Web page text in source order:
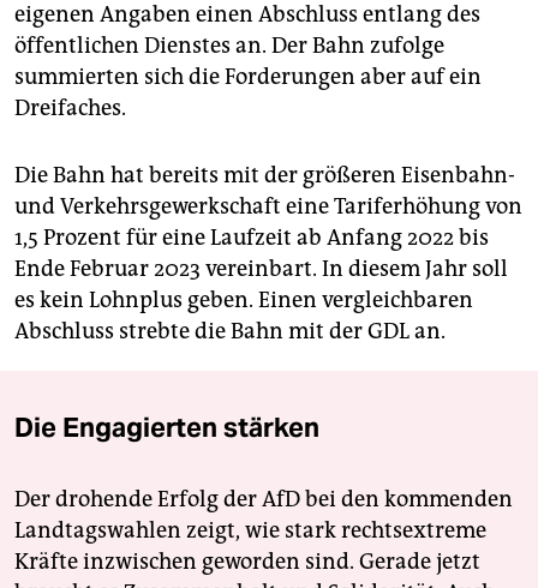
eigenen Angaben einen Abschluss entlang des
öffentlichen Dienstes an. Der Bahn zufolge
summierten sich die Forderungen aber auf ein
Dreifaches.
Die Bahn hat bereits mit der größeren Eisenbahn-
und Verkehrsgewerkschaft eine Tariferhöhung von
1,5 Prozent für eine Laufzeit ab Anfang 2022 bis
Ende Februar 2023 vereinbart. In diesem Jahr soll
es kein Lohnplus geben. Einen vergleichbaren
Abschluss strebte die Bahn mit der GDL an.
Die Engagierten stärken
Der drohende Erfolg der AfD bei den kommenden
Landtagswahlen zeigt, wie stark rechtsextreme
Kräfte inzwischen geworden sind. Gerade jetzt